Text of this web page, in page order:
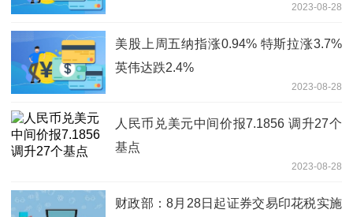
2023-08-28
美股上周五纳指涨0.94% 特斯拉涨3.7%
英伟达跌2.4%
2023-08-28
人民币兑美元中间价报7.1856 调升27个
基点
2023-08-28
财政部：8月28日起证券交易印花税实施